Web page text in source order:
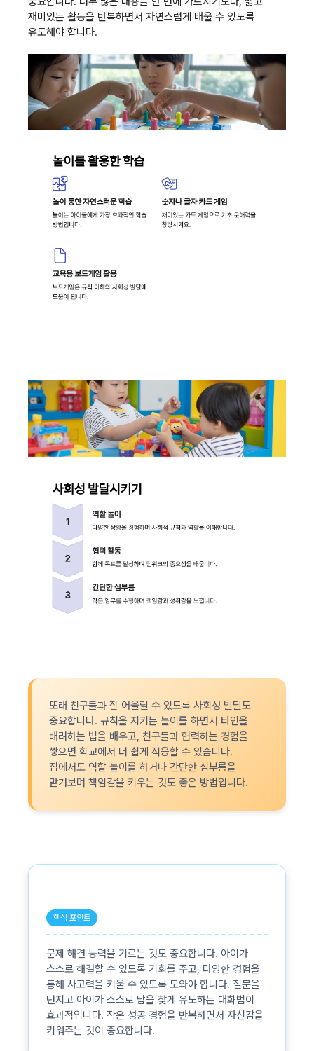
재미있는 활동을 반복하면서 자연스럽게 배울 수 있도록
유도해야 합니다.
또래 친구들과 잘 어울릴 수 있도록 사회성 발달도
중요합니다. 규칙을 지키는 놀이를 하면서 타인을
배려하는 법을 배우고, 친구들과 협력하는 경험을
쌓으면 학교에서 더 쉽게 적응할 수 있습니다.
집에서도 역할 놀이를 하거나 간단한 심부름을
맡겨보며 책임감을 키우는 것도 좋은 방법입니다.
핵심 포인트
문제 해결 능력을 기르는 것도 중요합니다. 아이가
스스로 해결할 수 있도록 기회를 주고, 다양한 경험을
통해 사고력을 키울 수 있도록 도와야 합니다. 질문을
던지고 아이가 스스로 답을 찾게 유도하는 대화법이
효과적입니다. 작은 성공 경험을 반복하면서 자신감을
키워주는 것이 중요합니다.